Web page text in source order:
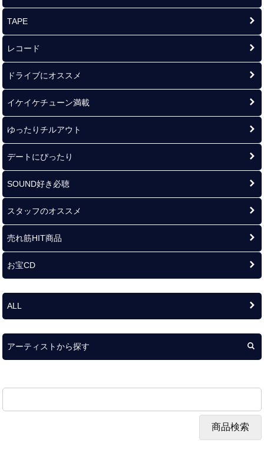
TAPE
レコード
ドライブにオススメ
イケイケチューン満載
ゆったりチルアウト
デートにぴったり
SOUND好き必聴
スタッフのオススメ
売れ筋HIT商品
お宝CD
ALL
アーティストから探す